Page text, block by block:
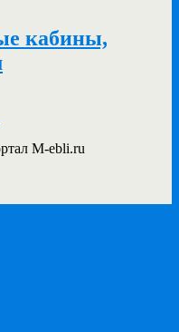
кабины,
M-ebli.ru